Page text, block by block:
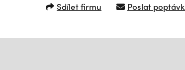
Sdílet firmu Poslat